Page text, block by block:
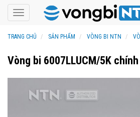
Toggle
navigation
TRANG CHỦ SẢN PHẨM VÒNG BI NTN
Vòng bi 6007LLUCM/5K